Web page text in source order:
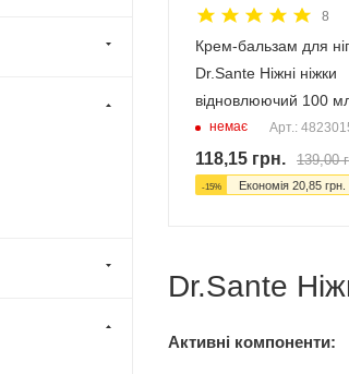
8
Крем-бальзам для ніг
Dr.Sante Ніжні ніжки
відновлюючий 100
немає Арт.:
118,15 грн. 139,00
-15% Економія 20,85 грн.
Dr.Sante
Активні компоненти: